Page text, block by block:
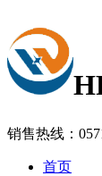
销售热线：
首页